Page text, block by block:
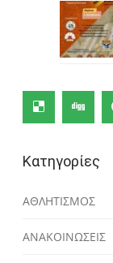
Κατηγορίες
ΑΘΛΗΤΙΣΜΟΣ
ΑΝΑΚΟΙΝΩΣΕΙΣ